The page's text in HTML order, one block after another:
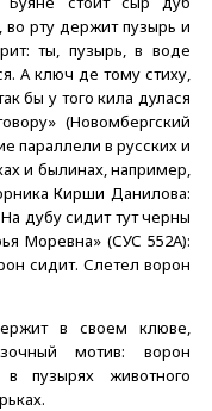
во рту держит пузырь и
ты, пузырь, в воде
А ключ де тому стиху,
бы у того кила дулася
(Новомбергский
параллели в русских и
и былинах, например,
Кирши Данилова:
дубу сидит тут черны
Моревна» (СУС 552А):
сидит. Слетел ворон
в своем клюве,
мотив: ворон
пузырях животного